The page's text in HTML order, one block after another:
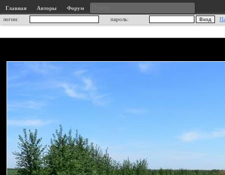
Главная Авторы
Форум
логин:
пароль: